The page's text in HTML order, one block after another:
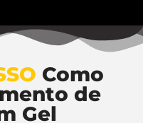
Como
de
Gel